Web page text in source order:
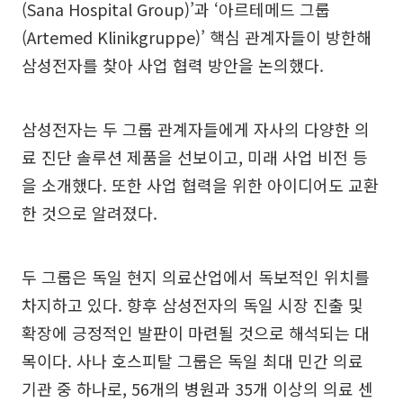
(Sana Hospital Group)’과 ‘아르테메드 그룹
(Artemed Klinikgruppe)’ 핵심 관계자들이 방한해
삼성전자를 찾아 사업 협력 방안을 논의했다.
삼성전자는 두 그룹 관계자들에게 자사의 다양한 의
료 진단 솔루션 제품을 선보이고, 미래 사업 비전 등
을 소개했다. 또한 사업 협력을 위한 아이디어도 교환
한 것으로 알려졌다.
두 그룹은 독일 현지 의료산업에서 독보적인 위치를
차지하고 있다. 향후 삼성전자의 독일 시장 진출 및
확장에 긍정적인 발판이 마련될 것으로 해석되는 대
목이다. 사나 호스피탈 그룹은 독일 최대 민간 의료
기관 중 하나로, 56개의 병원과 35개 이상의 의료 센